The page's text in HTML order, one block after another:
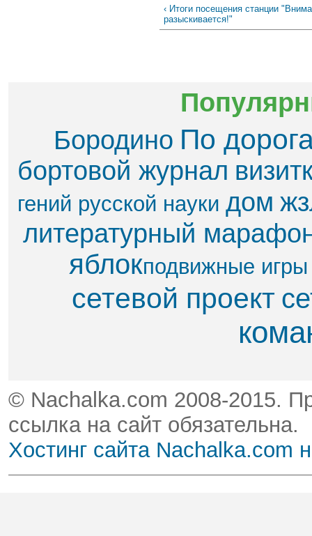
‹ Итоги посещения станции
разыскивается!"
Бородино По
бортовой журнал
гений русской науки дом
литературный
яблок​подвижные игры
сетевой проект
© Nachalka.com 2008-2015.
ссылка на сайт обязательна.
Хостинг сайта Nachalka.com